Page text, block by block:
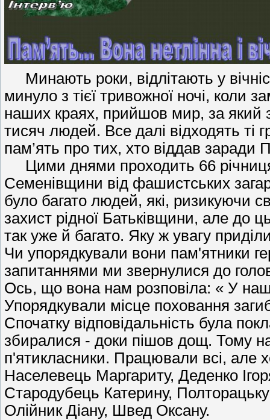
Минають роки, відлітають у
минуло з тієї тривожної ночі, коли
наших краях, прийшов мир, за який
тисяч людей. Все далі відходять ті
пам’ять про тих, хто віддав заради
Цими днями проходить 66
Семенівщини від фашистських
було багато людей, які, ризикуючи
захист рідної Батьківщини, але до
так уже й багато. Яку ж увагу
Чи упорядкували вони пам'ятники
запитаннями ми звернулися до
Ось, що вона нам розповіла: « У
Упорядкували місце поховання
Спочатку відповідальність була
збиралися - доки пішов дощ. Тому
п'ятикласники. Працювали всі, але
Населевець Маргариту, Деденко
Стародубець Катерину,
Олійник Діану, Швед Оксану.